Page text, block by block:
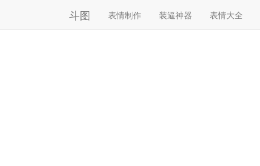
斗图 表情制作 装逼神器 表情大全